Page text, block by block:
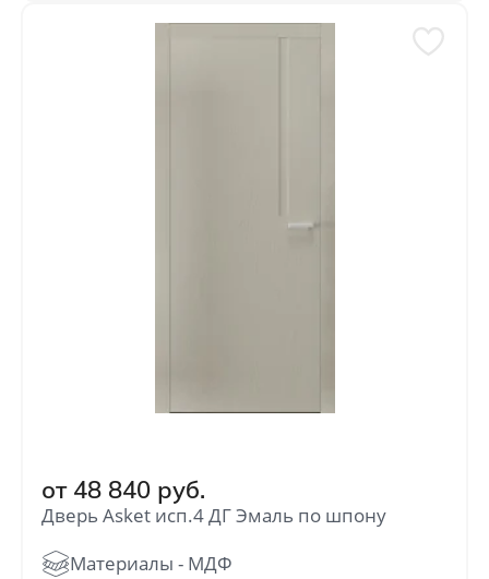
от 48 840 руб.
Дверь Asket исп.4 ДГ Эмаль по шпону